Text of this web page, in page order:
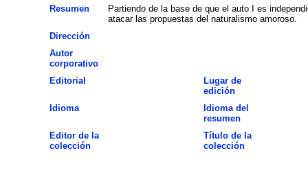
Resumen
Partiendo de la base de que el auto I es
atacar las propuestas del naturalismo amoroso.
Dirección
Autor
corporativo
Editorial
Lugar de
edición
Idioma
Idioma del
resumen
Editor de la
colección
Título de la
colección